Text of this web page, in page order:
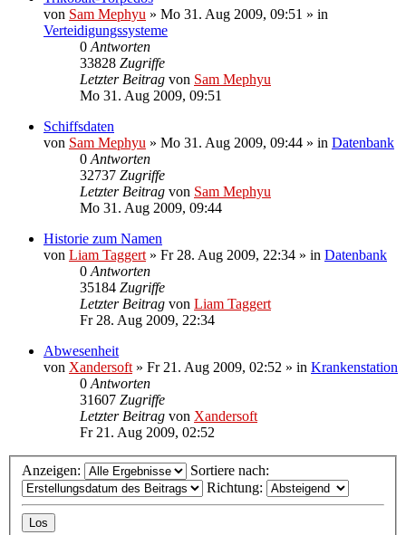
von Sam Mephyu » Mo 31. Aug 2009, 09:51 » in
Verteidigungssysteme
0 Antworten
33828 Zugriffe
Letzter Beitrag von Sam Mephyu
Mo 31. Aug 2009, 09:51
Schiffsdaten
von Sam Mephyu » Mo 31. Aug 2009, 09:44 » in Datenbank
0 Antworten
32737 Zugriffe
Letzter Beitrag von Sam Mephyu
Mo 31. Aug 2009, 09:44
Historie zum Namen
von Liam Taggert » Fr 28. Aug 2009, 22:34 » in Datenbank
0 Antworten
35184 Zugriffe
Letzter Beitrag von Liam Taggert
Fr 28. Aug 2009, 22:34
Abwesenheit
von Xandersoft » Fr 21. Aug 2009, 02:52 » in Krankenstation
0 Antworten
31607 Zugriffe
Letzter Beitrag von Xandersoft
Fr 21. Aug 2009, 02:52
Anzeigen:
Sortiere nach:
Richtung: